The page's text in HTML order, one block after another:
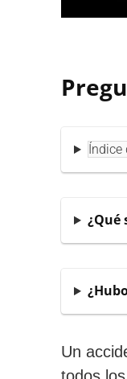
Índice
¿Qué
Un